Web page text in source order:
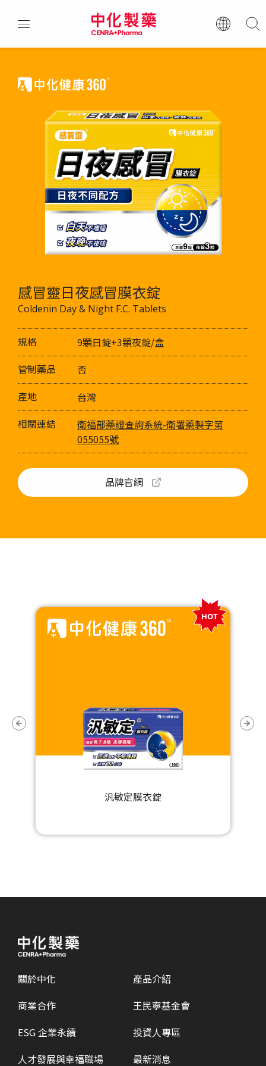
感冒靈日夜感冒膜衣錠
Coldenin Day & Night F.C. Tablets
規格
9顆日錠+3顆夜錠/盒
管制藥品
否
產地
台灣
相關連結
衛福部藥證查詢系統-衛署藥製字第
055055號
品牌官網
汎敏定膜衣錠
關於中化
產品介紹
商業合作
王民寧基金會
ESG 企業永續
投資人專區
人才發展與幸福職場
最新消息